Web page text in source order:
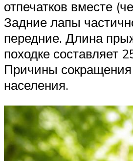
отпечатков вместе
Задние лапы
передние. Длина
походке составляет
Причины сокращения
населения.